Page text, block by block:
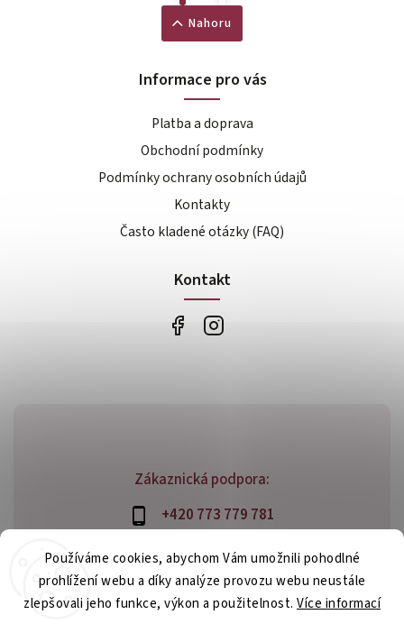
Používáme cookies, abychom Vám umožnili pohodlné
prohlížení webu a díky analýze provozu webu neustále
zlepšovali jeho funkce, výkon a použitelnost. Více informací
Nahoru
Zákaznická podpora:
+420 773 779 781
info@bossfood.cz
Informace pro vás
Platba a doprava
Obchodní podmínky
Podmínky ochrany osobních údajů
Kontakty
Často kladené otázky (FAQ)
Kontakt